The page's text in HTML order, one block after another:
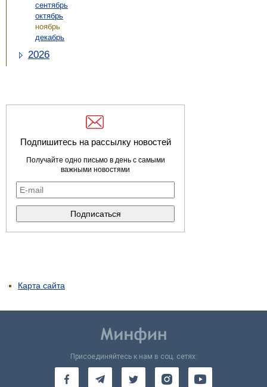
сентябрь
октябрь
ноябрь
декабрь
2026
Подпишитесь на рассылку новостей
Получайте одно письмо в день с самыми
важными новостями
Карта сайта
Присоединяйтесь к нам в соц. сетях: